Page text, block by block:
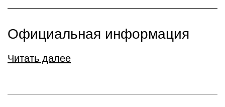
Официальная информация
Читать далее